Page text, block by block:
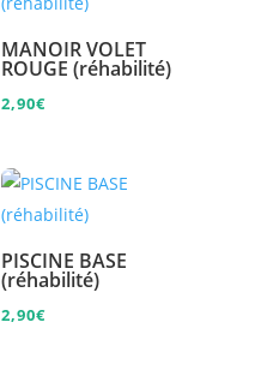
MANOIR VOLET
ROUGE (réhabilité)
2,90€
PISCINE BASE
(réhabilité)
2,90€